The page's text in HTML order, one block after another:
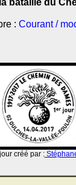
: Courant /
créé par :